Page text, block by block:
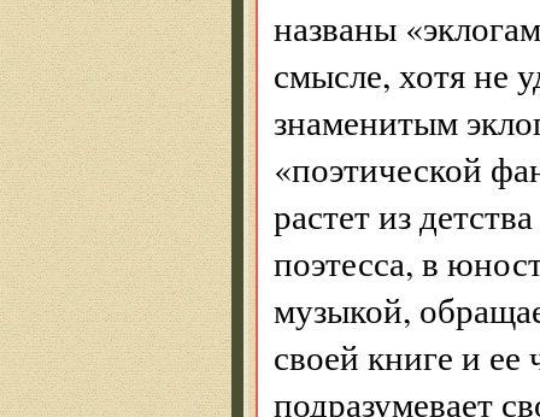
названы
смысле, хотя не
знаменитым
«поэтической
растет из
поэтесса, в
музыкой,
своей книге и
подразумевает